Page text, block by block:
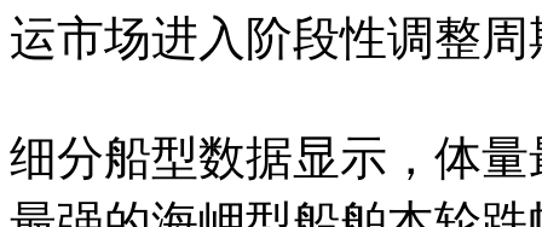
运市场进入阶段性调整周
细分船型数据显示，体